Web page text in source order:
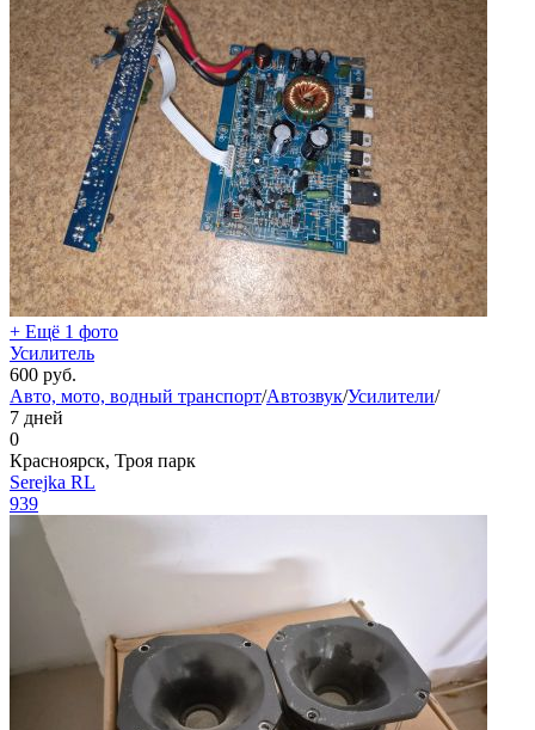
+ Ещё 1 фото
Усилитель
600 руб.
Авто, мото, водный транспорт/Автозвук/Усилители/
7 дней
0
Красноярск, Троя парк
Serejka RL
939